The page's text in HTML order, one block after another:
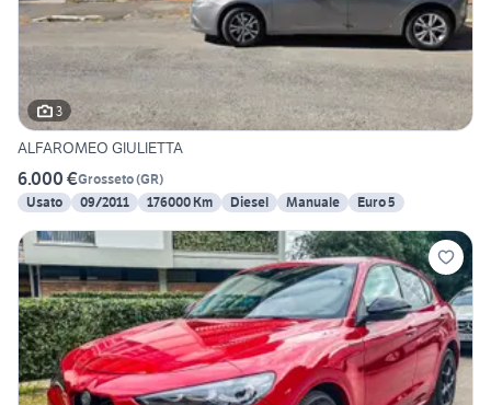
3
ALFAROMEO GIULIETTA
6.000 €Grosseto(GR)
Usato
09/2011 176000 Km Diesel Manuale Euro 5